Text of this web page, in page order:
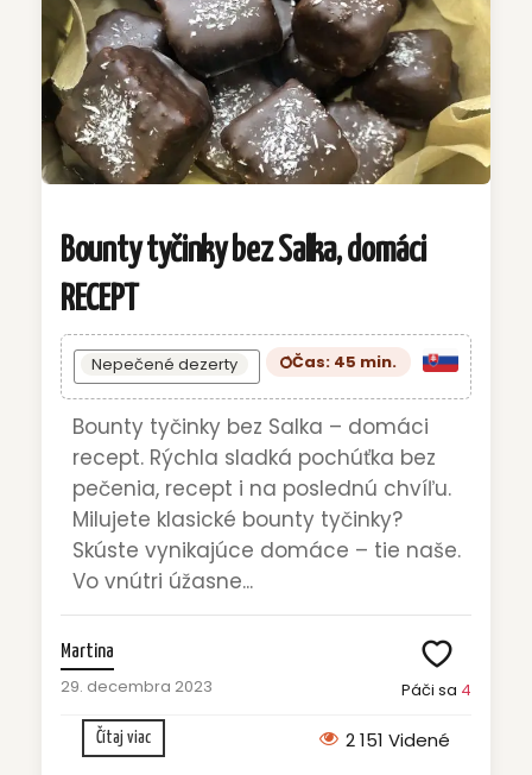
Bounty tyčinky bez Salka, domáci
RECEPT
Čas: 45 min.
Nepečené dezerty
Bounty tyčinky bez Salka – domáci
recept. Rýchla sladká pochúťka bez
pečenia, recept i na poslednú chvíľu.
Milujete klasické bounty tyčinky?
Skúste vynikajúce domáce – tie naše.
Vo vnútri úžasne...
Martina
29. decembra 2023 Páči sa 4
Čítaj viac 2 151 Videné